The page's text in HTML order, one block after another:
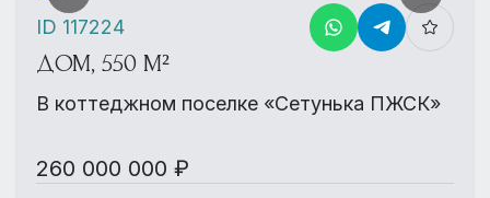
ДОМ, 550 М²
В коттеджном поселке «Сетунька ПЖСК»
260 000 000 ₽
ID 117224